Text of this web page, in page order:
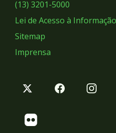
(13) 3201-5000
Lei de Acesso à Informação
Sitemap
Imprensa